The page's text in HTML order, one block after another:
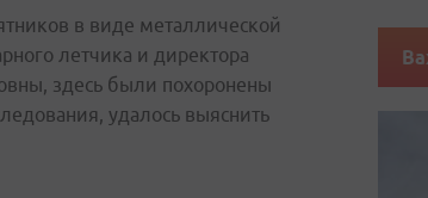
в виде металлической
летчика и директора
здесь были похоронены
удалось выяснить